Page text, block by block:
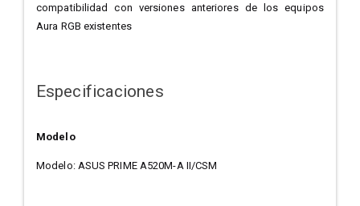
compatibilidad con versiones anteriores de los equipos
Aura RGB existentes
Especificaciones
Modelo
Modelo: ASUS PRIME A520M-A II/CSM